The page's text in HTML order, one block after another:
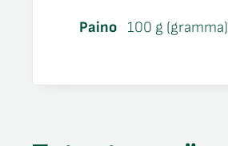
Paino 100 g (gramma)